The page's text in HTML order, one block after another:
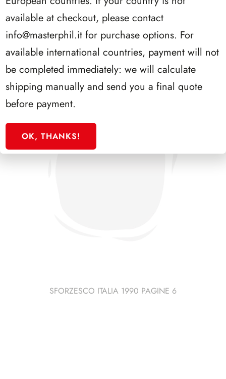
SFORZESCO ITALIA 1992 PAGINE 5
SFORZESCO ITALIA 1990 PAGINE 6
available at checkout, please contact
info@masterphil.it for purchase options. For
available international countries, payment will not
be completed immediately: we will calculate
shipping manually and send you a final quote
before payment.
OK, THANKS!